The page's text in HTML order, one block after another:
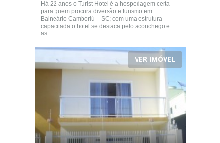
Há 22 anos o Turist Hotel é a hospedagem certa
para quem procura diversão e turismo em
Balneário Camboriú – SC; com uma estrutura
capacitada o hotel se destaca pelo aconchego e
as...
VER IMÓVEL